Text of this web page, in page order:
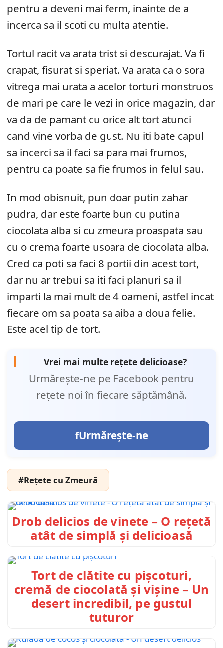
pentru a deveni mai ferm, inainte de a
incerca sa il scoti cu multa atentie.
Tortul racit va arata trist si descurajat. Va fi
crapat, fisurat si speriat. Va arata ca o sora
vitrega mai urata a acelor torturi monstruos
de mari pe care le vezi in orice magazin, dar
va da de pamant cu orice alt tort atunci
cand vine vorba de gust. Nu iti bate capul
sa incerci sa il faci sa para mai frumos,
pentru ca poate sa fie frumos in felul sau.
In mod obisnuit, pun doar putin zahar
pudra, dar este foarte bun cu putina
ciocolata alba si cu zmeura proaspata sau
cu o crema foarte usoara de ciocolata alba.
Cred ca poti sa faci 8 portii din acest tort,
dar nu ar trebui sa iti faci planuri sa il
imparti la mai mult de 4 oameni, astfel incat
fiecare om sa poata sa aiba a doua felie.
Este acel tip de tort.
Vrei mai multe rețete delicioase?
Urmărește-ne pe Facebook pentru
rețete noi în fiecare săptămână.
Urmărește-ne
#Rețete cu Zmeură
Drob delicios de vinete – O rețetă
atât de simplă și delicioasă
Tort de clătite cu pișcoturi,
cremă de ciocolată și vișine – Un
desert incredibil, pe gustul
tuturor